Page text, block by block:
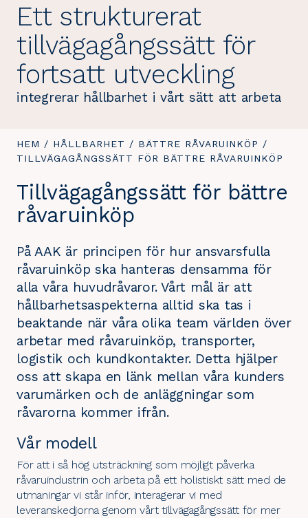
Ett strukturerat
tillvägagångssätt för
fortsatt utveckling
integrerar hållbarhet i vårt sätt att arbeta
DU
ÄR
HEM / HÅLLBARHET / BÄTTRE RÅVARUINKÖP /
ÄR
TILLVÄGAGÅNGSSÄTT FÖR BÄTTRE RÅVARUINKÖP
Tillvägagångssätt för bättre
råvaruinköp
På AAK är principen för hur ansvarsfulla
råvaruinköp ska hanteras densamma för
alla våra huvudråvaror. Vårt mål är att
hållbarhetsaspekterna alltid ska tas i
beaktande när våra olika team världen över
arbetar med råvaruinköp, transporter,
logistik och kundkontakter. Detta hjälper
oss att skapa en länk mellan våra kunders
varumärken och de anläggningar som
råvarorna kommer ifrån.
Vår modell
För att i så hög utsträckning som möjligt påverka
råvaruindustrin och arbeta på ett holistiskt sätt med de
utmaningar vi står inför, interagerar vi med
leveranskedjorna genom vårt tillvägagångssätt för mer